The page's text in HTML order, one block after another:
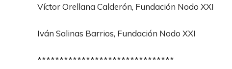
Víctor Orellana Calderón, Fundación Nodo XXI
Iván Salinas Barrios, Fundación Nodo XXI
*******************************